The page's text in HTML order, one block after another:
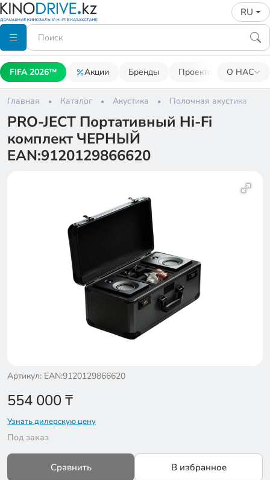
RU
FIFA 2026™ Акции Бренды Проекторы О НАС
Главная Каталог Акустика Полочная акустика
PRO-JECT Портативный Hi-Fi
комплект ЧЕРНЫЙ
EAN:9120129866620
Артикул: EAN:9120129866620
554 000₸
Узнать дилерскую цену
Под заказ
Сравнить В избранное